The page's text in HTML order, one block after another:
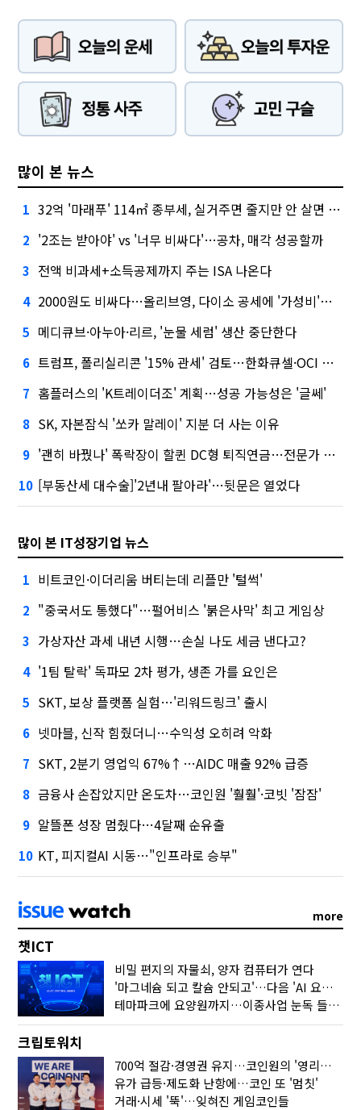
많이 본 뉴스
1 32억 '마래푸' 114㎡ 종부세, 실거주면 줄지만 안 살면 2.5배
2 '2조는 받아야' vs '너무 비싸다'…공차, 매각 성공할까
3 전액 비과세+소득공제까지 주는 ISA 나온다
4 2000원도 비싸다…올리브영, 다이소 공세에 '가성비'로 맞불
5 메디큐브·아누아·리르, '눈물 세럼' 생산 중단한다
6 트럼프, 폴리실리콘 '15% 관세' 검토…한화큐셀·OCI 영향은?
7 홈플러스의 'K트레이더조' 계획…성공 가능성은 '글쎄'
8 SK, 자본잠식 '쏘카 말레이' 지분 더 사는 이유
9 '괜히 바꿨나' 폭락장이 할퀸 DC형 퇴직연금…전문가 조언은
10 [부동산세 대수술]'2년내 팔아라'…뒷문은 열었다
많이 본 IT성장기업 뉴스
1 비트코인·이더리움 버티는데 리플만 '털썩'
2 "중국서도 통했다"…펄어비스 '붉은사막' 최고 게임상
3 가상자산 과세 내년 시행…손실 나도 세금 낸다고?
4 '1팀 탈락' 독파모 2차 평가, 생존 가를 요인은
5 SKT, 보상 플랫폼 실험…'리워드링크' 출시
6 넷마블, 신작 힘줬더니…수익성 오히려 악화
7 SKT, 2분기 영업익 67%↑…AIDC 매출 92% 급증
8 금융사 손잡았지만 온도차…코인원 '훨훨'·코빗 '잠잠'
9 알뜰폰 성장 멈췄다…4달째 순유출
10 KT, 피지컬AI 시동…"인프라로 승부"
more
챗ICT
비밀 편지의 자물쇠, 양자 컴퓨터가 연다
'마그네슘 되고 칼슘 안되고'…다음 'AI 요약' 갈 길은
테마파크에 요양원까지…이종사업 눈독 들이는 게임사
크립토워치
700억 절감·경영권 유지…코인원의 '영리한 딜'
유가 급등·제도화 난항에…코인 또 '멈칫'
거래·시세 '뚝'…잊혀진 게임코인들